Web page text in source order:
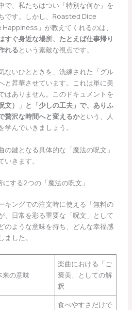
で、私たちはつい「特別な何か」を
です。しかし、Roasted Dice
」が教えてくれるのは、
すぐ身近な場所、たとえば仕事帰り
れるという素敵な視点です。
ないひとときを、洗練された「グル
と昇華させています。これは単に美
はありません。このドキュメントを
文）」と「少しの工夫」で、ありふ
贅沢な時間へと変えるかという、人
んでいきましょう。
の鍵となる具体的な「魔法の呪文」
きます。
する2つの「魔法の呪文」
キングでの注文時に使える「無料の
、日常を彩る重要な「呪文」として
のような意味を持ち、どんな幸福感
した。
来の意味
楽曲における「ご
褒美」としての解
釈
食べやすさだけで